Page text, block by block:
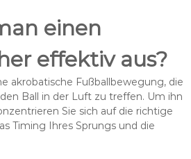
einen
effektiv aus?
akrobatische Fußballbewegung, die
Ball in der Luft zu treffen. Um ihn
Sie sich auf die richtige
Timing Ihres Sprungs und die